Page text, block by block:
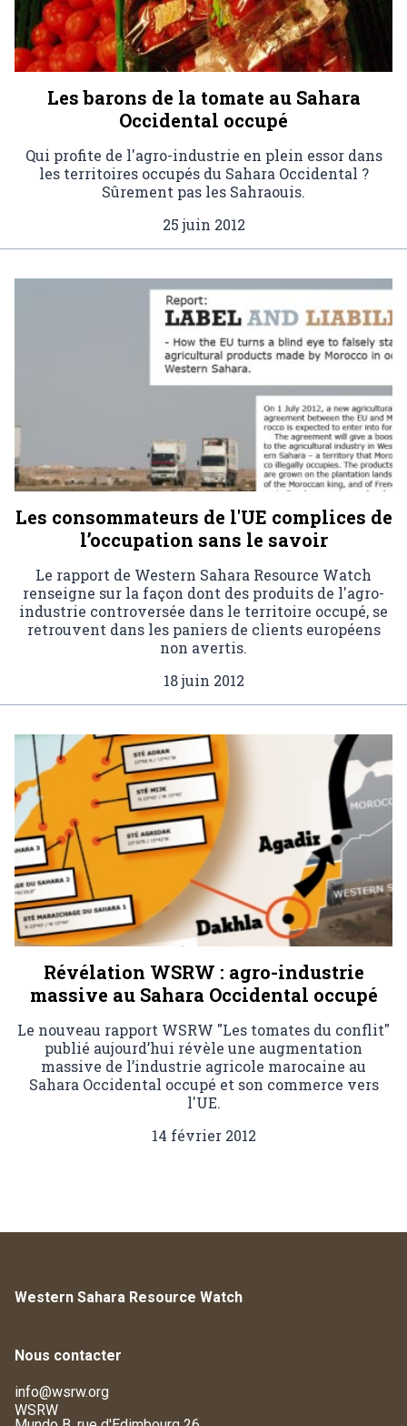
Les barons de la tomate au Sahara
Occidental occupé
Qui profite de l'agro-industrie en plein essor dans
les territoires occupés du Sahara Occidental ?
Sûrement pas les Sahraouis.
25 juin 2012
Les consommateurs de l'UE complices de
l’occupation sans le savoir
Le rapport de Western Sahara Resource Watch
renseigne sur la façon dont des produits de l'agro-
industrie controversée dans le territoire occupé, se
retrouvent dans les paniers de clients européens
non avertis.
18 juin 2012
Révélation WSRW : agro-industrie
massive au Sahara Occidental occupé
Le nouveau rapport WSRW "Les tomates du conflit"
publié aujourd’hui révèle une augmentation
massive de l’industrie agricole marocaine au
Sahara Occidental occupé et son commerce vers
l'UE.
14 février 2012
Western Sahara Resource Watch
Nous contacter
info@wsrw.org
WSRW